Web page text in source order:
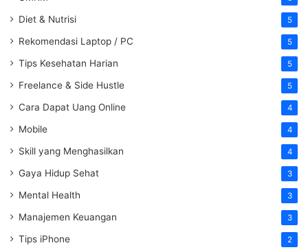
Diet & Nutrisi 5
Rekomendasi Laptop / PC 5
Tips Kesehatan Harian 5
Freelance & Side Hustle 5
Cara Dapat Uang Online 4
Mobile 4
Skill yang Menghasilkan 4
Gaya Hidup Sehat 3
Mental Health 3
Manajemen Keuangan 3
Tips iPhone 2